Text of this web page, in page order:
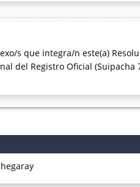
s que integra/n este(a)
del Registro Oficial